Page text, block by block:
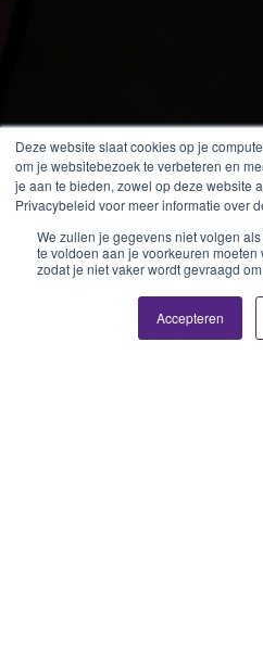
Deze website slaat cookies op je
om je websitebezoek te verbeteren en
je aan te bieden, zowel op deze website
Privacybeleid voor meer informatie over
We zullen je gegevens niet volgen
te voldoen aan je voorkeuren
zodat je niet vaker wordt gevraagd
Accepteren